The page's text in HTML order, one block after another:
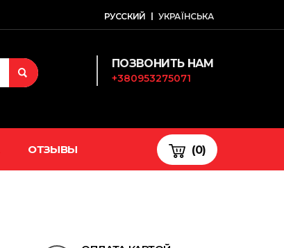
РУССКИЙ УКРАЇНСЬКА
ПОЗВОНИТЬ НАМ
+380953275071
ОТЗЫВЫ (0)